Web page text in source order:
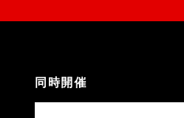
同時開催